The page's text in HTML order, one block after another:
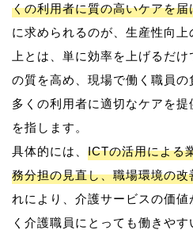
くの利用者に質の高いケアを届
に求められるのが、生産性向
上とは、単に効率を上げるだ
の質を高め、現場で働く職員の
多くの利用者に適切なケアを
を指します。
具体的には、 ICTの活用による
務分担の見直し、職場環境の
れにより、介護サービスの価
く介護職員にとっても働きやす